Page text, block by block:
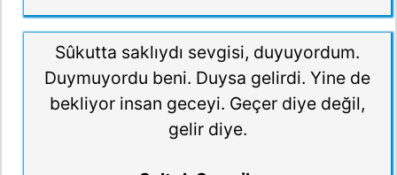
Sûkutta saklıydı sevgisi, duyuyordum.
Duymuyordu beni. Duysa gelirdi. Yine de
bekliyor insan geceyi. Geçer diye değil,
gelir diye.